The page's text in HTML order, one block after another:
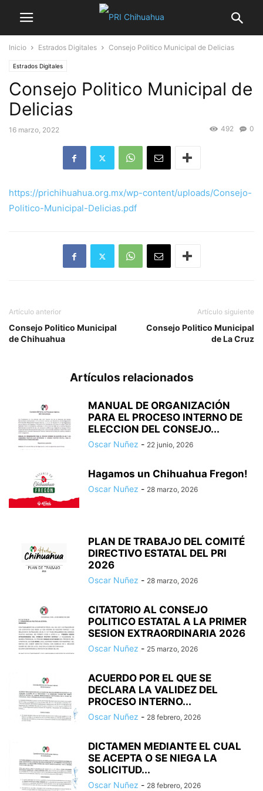
Inicio Estrados Digitales Consejo Politico Municipal de Delicias
Estrados Digitales
Consejo Politico Municipal de
Delicias
16 marzo, 2022 0
492
https://prichihuahua.org.mx/wp-content/uploads/Consejo-
Politico-Municipal-Delicias.pdf
Artículo anterior
Consejo Politico Municipal
de Chihuahua
Artículo siguiente
Consejo Politico Municipal
de La Cruz
Artículos relacionados
MANUAL DE ORGANIZACIÓN
PARA EL PROCESO INTERNO DE
ELECCION DEL CONSEJO...
Oscar Nuñez - 22 junio, 2026
Hagamos un Chihuahua Fregon!
Oscar Nuñez - 28 marzo, 2026
PLAN DE TRABAJO DEL COMITÉ
DIRECTIVO ESTATAL DEL PRI
2026
Oscar Nuñez - 28 marzo, 2026
CITATORIO AL CONSEJO
POLITICO ESTATAL A LA PRIMER
SESION EXTRAORDINARIA 2026
Oscar Nuñez - 25 marzo, 2026
ACUERDO POR EL QUE SE
DECLARA LA VALIDEZ DEL
PROCESO INTERNO...
Oscar Nuñez - 28 febrero, 2026
DICTAMEN MEDIANTE EL CUAL
SE ACEPTA O SE NIEGA LA
SOLICITUD...
Oscar Nuñez - 28 febrero, 2026